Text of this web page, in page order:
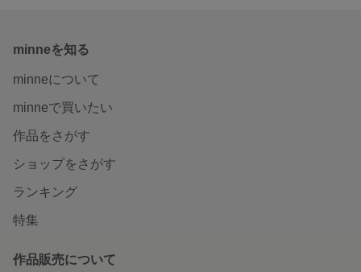
minneを知る
minneについて
minneで買いたい
作品をさがす
ショップをさがす
ランキング
特集
作品販売について